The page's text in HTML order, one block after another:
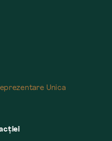
Unica